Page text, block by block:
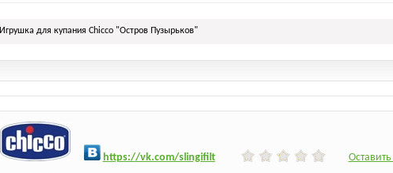
Игрушка для купания Chicco "Остров Пузырьков"
https://vk.com/slingifilt